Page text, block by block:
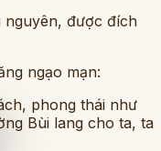
nguyên, được đích
ngạo mạn:
phong thái như
Bùi lang cho ta, ta